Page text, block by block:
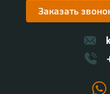
Заказать